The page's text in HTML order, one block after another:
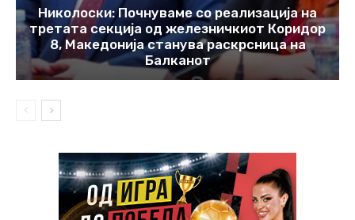
Николоски: Почнуваме со реализација на
третата секција од железничкиот Коридор
8, Македонија станува раскрсница на
Балканот